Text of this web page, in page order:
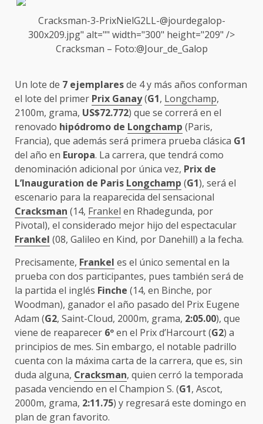
Cracksman-3-PrixNielG2LL-@jourdegalop-
300x209.jpg" alt="" width="300" height="209" />
Cracksman – Foto:@Jour_de_Galop
Un lote de 7 ejemplaresde 4 y más años conforman
el lote del primer Prix Ganay(G1, Longchamp,
2100m, grama, US$72.772) que se correrá en el
renovado hipódromo de Longchamp (Paris,
Francia), que además será primera prueba clásica G1
del año en Europa. La carrera, que tendrá como
denominación adicional por única vez, Prix de
L’Inauguration de Paris Longchamp (G1), será el
escenario para la reaparecida del sensacional
Cracksman (14, Frankel en Rhadegunda, por
Pivotal), el considerado mejor hijo del espectacular
Frankel (08, Galileo en Kind, por Danehill) a la fecha.
Precisamente, Frankel es el único semental en la
prueba con dos participantes, pues también será de
la partida el inglés Finche (14, en Binche, por
Woodman), ganador el año pasado del Prix Eugene
Adam (G2, Saint-Cloud, 2000m, grama, 2:05.00), que
viene de reaparecer 6ºen el Prix d’Harcourt (G2) a
principios de mes. Sin embargo, el notable padrillo
cuenta con la máxima carta de la carrera, que es, sin
duda alguna, Cracksman, quien cerró la temporada
pasada venciendo en el Champion S. (G1, Ascot,
2000m, grama, 2:11.75) y regresará este domingo en
plan de gran favorito.